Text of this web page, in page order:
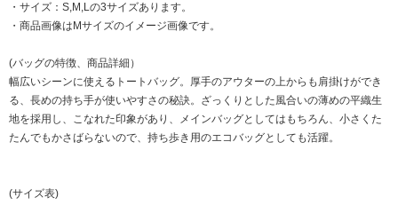
・サイズ：S,M,Lの3サイズあります。
・商品画像はMサイズのイメージ画像です。
(バッグの特徴、商品詳細）
幅広いシーンに使えるトートバッグ。厚手のアウターの上からも肩掛けができ
る、長めの持ち手が使いやすさの秘訣。ざっくりとした風合いの薄めの平織生
地を採用し、こなれた印象があり、メインバッグとしてはもちろん、小さくた
たんでもかさばらないので、持ち歩き用のエコバッグとしても活躍。
(サイズ表)